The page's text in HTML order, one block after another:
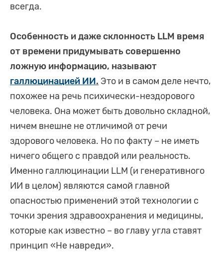
всегда.
Особенность и даже склонность LLM время
от времени придумывать совершенно
ложную информацию, называют
галлюцинацией ИИ. Это и в самом деле нечто,
похожее на речь психически-нездорового
человека. Она может быть довольно складной,
ничем внешне не отличимой от речи
здорового человека. Но по факту – не иметь
ничего общего с правдой или реальность.
Именно галлюцинации LLM (и генеративного
ИИ в целом) являются самой главной
опасностью применений этой технологии с
точки зрения здравоохранения и медицины,
которые как известно – во главу угла ставят
принцип «Не навреди».